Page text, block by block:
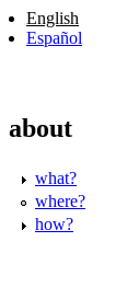
English
Español
about
what?
where?
how?